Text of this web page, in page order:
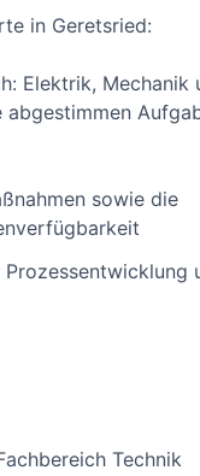
in Geretsried:
Elektrik, Mechanik
sowie die
Technik